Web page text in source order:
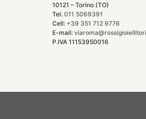
10121 – Torino (TO)
Tel. 011 5069391
Cell: +39 351 712 9776
E-mail:
P.IVA 11153950016